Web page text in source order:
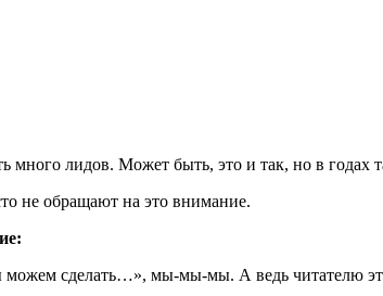
много лидов. Может быть, это и так, но в годах
не обращают на это внимание.
можем сделать…», мы-мы-мы. А ведь читателю